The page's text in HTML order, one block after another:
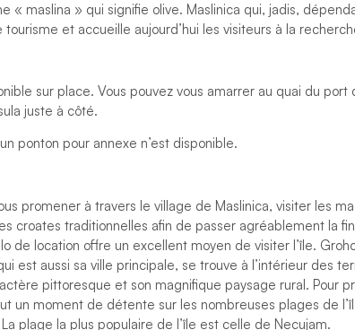
« maslina » qui signifie olive. Maslinica qui, jadis,
tourisme et accueille aujourd’hui les visiteurs à la
sur place. Vous pouvez vous amarrer au quai du port
juste à côté.
ponton pour annexe n’est disponible.
promener à travers le village de Maslinica, visiter les
croates traditionnelles afin de passer agréablement la
de location offre un excellent moyen de visiter l’île.
est aussi sa ville principale, se trouve à l’intérieur des
pittoresque et son magnifique paysage rural. Pour
un moment de détente sur les nombreuses plages de
plage la plus populaire de l’île est celle de Necujam.